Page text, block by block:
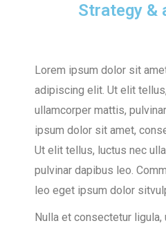
Strategy &
Lorem ipsum dolor sit
adipiscing elit. Ut elit
ullamcorper mattis,
ipsum dolor sit amet,
Ut elit tellus, luctus nec
pulvinar dapibus leo.
leo eget ipsum dolor
Nulla et consectetur